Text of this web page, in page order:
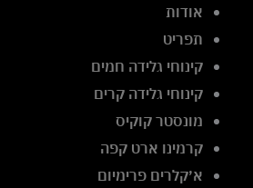
אודות
תפריט
קינוחי גלידה חמים
קינוחי גלידה קרים
מונסטר קוקיס
קרמינו ארט קפה
א׳קלרים פרימיום